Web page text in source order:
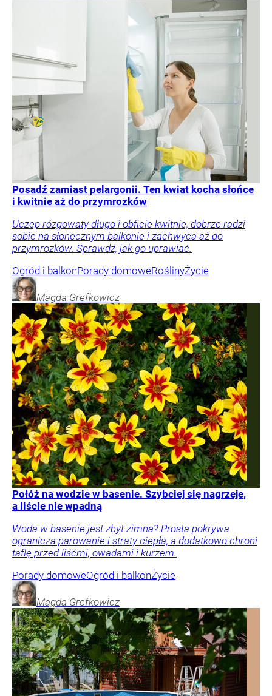
Posadź zamiast pelargonii. Ten kwiat kocha słońce
i kwitnie aż do przymrozków
Uczep rózgowaty długo i obficie kwitnie, dobrze radzi
sobie na słonecznym balkonie i zachwyca aż do
przymrozków. Sprawdź, jak go uprawiać.
Ogród i balkonPorady domoweRoślinyŻycie
Magda Grefkowicz
Połóż na wodzie w basenie. Szybciej się nagrzeje,
a liście nie wpadną
Woda w basenie jest zbyt zimna? Prosta pokrywa
ogranicza parowanie i straty ciepła, a dodatkowo chroni
taflę przed liśćmi, owadami i kurzem.
Porady domoweOgród i balkonŻycie
Magda Grefkowicz